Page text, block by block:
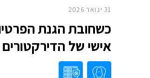
31 ינואר 2026
כשחובת הגנת
אישי של